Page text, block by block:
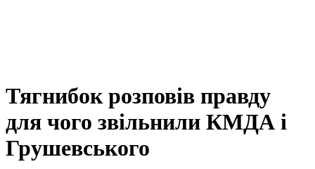
Тягнибок розповів правду
для чого звільнили КМДА і
Грушевського